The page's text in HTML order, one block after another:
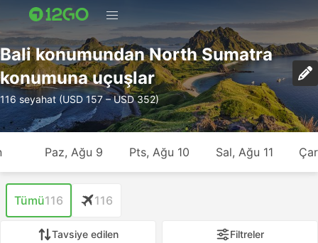
Bali konumundan North Sumatra
konumuna uçuşlar
116 seyahat (USD 157 – USD 352)
Paz, Ağu 9 Pts, Ağu 10 Sal, Ağu 11
Tümü116 116
Tavsiye edilen Filtreler